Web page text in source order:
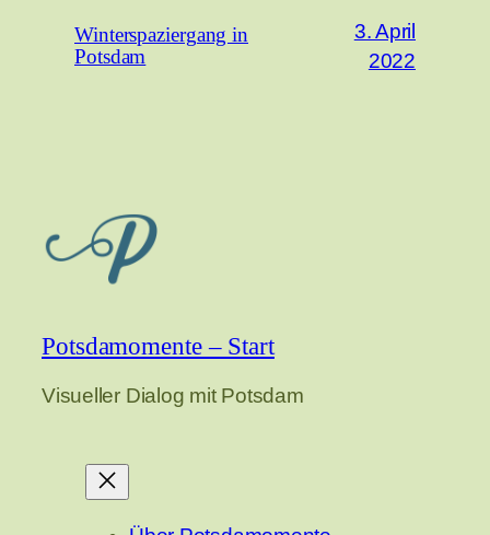
Winterspaziergang in
Potsdam
3. April
2022
Potsdamomente – Start
Visueller Dialog mit Potsdam